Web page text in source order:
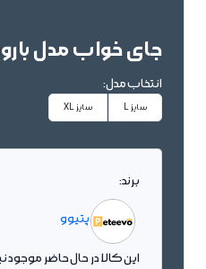
جای خواب مدل
انتخاب مدل:
سایز L سایز XL
برند:
پتیوو
این کالا در حال حاضر موجود